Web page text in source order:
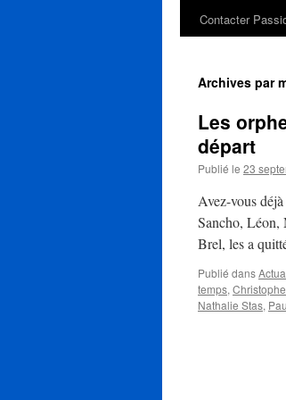
Contacter
Archives par
Les
départ
Publié le 23
Avez-vous
Sancho, Léon,
Brel, les a
Publié dans
temps,
Nathalie Stas,